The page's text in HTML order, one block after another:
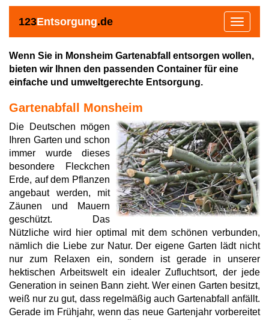
123Entsorgung.de
Toggle
Wenn Sie in Monsheim Gartenabfall entsorgen wollen,
bieten wir Ihnen den passenden Container für eine
einfache und umweltgerechte Entsorgung.
Gartenabfall Monsheim
Die Deutschen mögen
Ihren Garten und schon
immer wurde dieses
besondere Fleckchen
Erde, auf dem Pflanzen
angebaut werden, mit
Zäunen und Mauern
geschützt. Das
Nützliche wird hier optimal mit dem schönen verbunden,
nämlich die Liebe zur Natur. Der eigene Garten lädt nicht
nur zum Relaxen ein, sondern ist gerade in unserer
hektischen Arbeitswelt ein idealer Zufluchtsort, der jede
Generation in seinen Bann zieht. Wer einen Garten besitzt,
weiß nur zu gut, dass regelmäßig auch Gartenabfall anfällt.
Gerade im Frühjahr, wenn das neue Gartenjahr vorbereitet